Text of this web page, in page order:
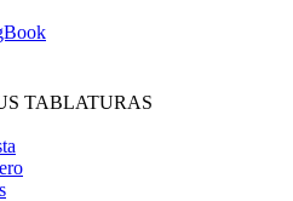
TABLATURAS